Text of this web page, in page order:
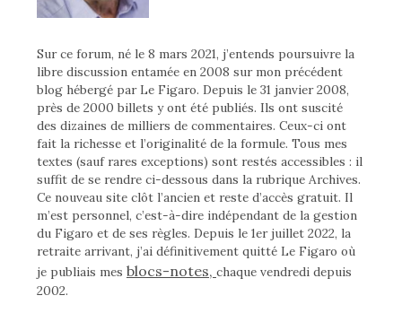
Sur ce forum, né le 8 mars 2021, j’entends poursuivre la
libre discussion entamée en 2008 sur mon précédent
blog hébergé par Le Figaro. Depuis le 31 janvier 2008,
près de 2000 billets y ont été publiés. Ils ont suscité
des dizaines de milliers de commentaires. Ceux-ci ont
fait la richesse et l’originalité de la formule. Tous mes
textes (sauf rares exceptions) sont restés accessibles : il
suffit de se rendre ci-dessous dans la rubrique Archives.
Ce nouveau site clôt l’ancien et reste d’accès gratuit. Il
m’est personnel, c’est-à-dire indépendant de la gestion
du Figaro et de ses règles. Depuis le 1er juillet 2022, la
retraite arrivant, j’ai définitivement quitté Le Figaro où
je publiais mes blocs-notes, chaque vendredi depuis
2002.